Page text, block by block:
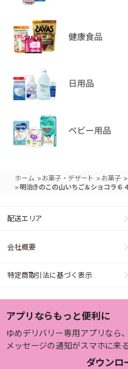
ホーム >お菓子・デザート > お菓子 >
> 明治きのこの山いちご＆ショコラ６
配送エリア
会社概要
特定商取引法に基づく表示
アプリならもっと便利に
ゆめデリバリー専用アプリなら、
メッセージの通知がスマホに来
ダウンロ